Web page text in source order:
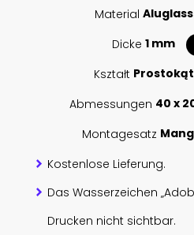
Material Aluglass
Dicke 1 mm
Kształt Prostokąt
Abmessungen 40 x
Montagesatz
Kostenlose Lieferung.
Das Wasserzeichen
Drucken nicht sichtbar.